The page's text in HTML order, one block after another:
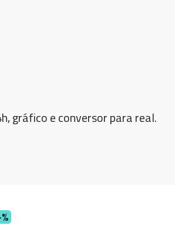
gráfico e conversor para real.